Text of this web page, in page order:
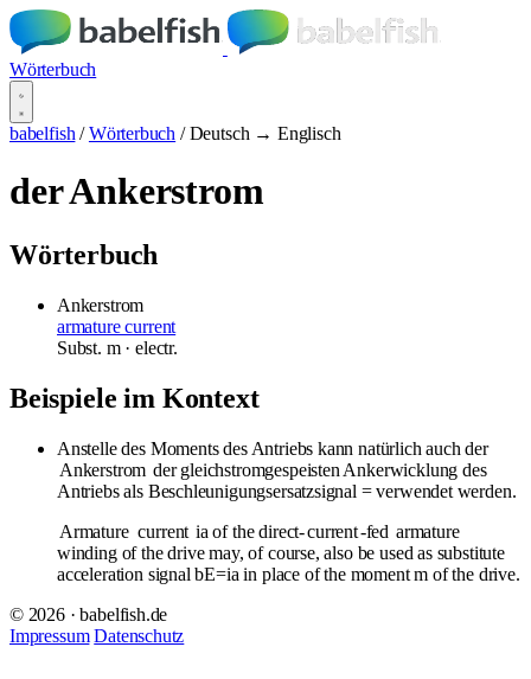
Wörterbuch
babelfish / Wörterbuch / Deutsch → Englisch
der Ankerstrom
Wörterbuch
Ankerstrom
armature current
Subst. m· electr.
Beispiele im Kontext
Anstelle des Moments des Antriebs kann natürlich auch der
Ankerstrom der gleichstromgespeisten Ankerwicklung des
Antriebs als Beschleunigungsersatzsignal = verwendet werden.
Armature current ia of the direct-current-fed armature
winding of the drive may, of course, also be used as substitute
acceleration signal bE=ia in place of the moment m of the drive.
© 2026 · babelfish.de
Impressum Datenschutz